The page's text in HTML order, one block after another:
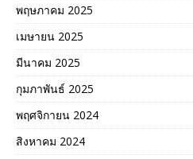
พฤษภาคม 2025
เมษายน 2025
มีนาคม 2025
กุมภาพันธ์ 2025
พฤศจิกายน 2024
สิงหาคม 2024